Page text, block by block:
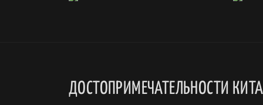
ДОСТОПРИМЕЧАТЕЛЬНОСТИ